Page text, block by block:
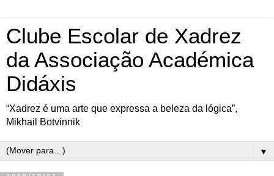
Clube Escolar de Xadrez
da Associação Académica
Didáxis
“Xadrez é uma arte que expressa a beleza da lógica”,
Mikhail Botvinnik
▼